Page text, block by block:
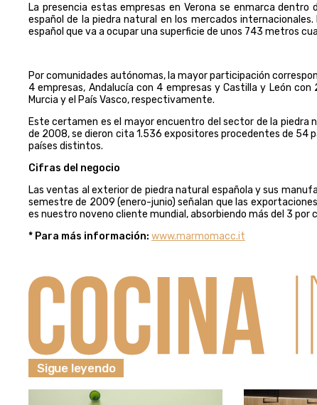
La presencia estas empresas en Verona se enmarca
español de la piedra natural en los mercados internacionales.
español que va a ocupar una superficie de unos 743 metros
Por comunidades autónomas, la mayor participación
4 empresas, Andalucía con 4 empresas y Castilla y León
Murcia y el País Vasco, respectivamente.
Este certamen es el mayor encuentro del sector de la piedra
de 2008, se dieron cita 1.536 expositores procedentes de 54
países distintos.
Cifras del negocio
Las ventas al exterior de piedra natural española y sus
semestre de 2009 (enero-junio) señalan que las
es nuestro noveno cliente mundial, absorbiendo más del 3
* Para más información: www.marmomacc.it
Sigue leyendo